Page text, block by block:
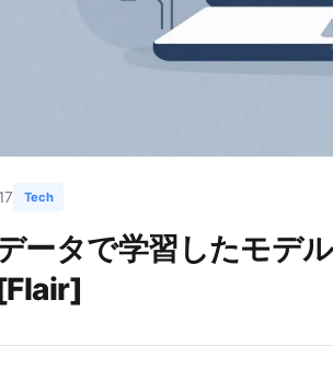
Tech
ータで学習したモデ